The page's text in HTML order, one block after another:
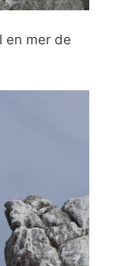
en mer de